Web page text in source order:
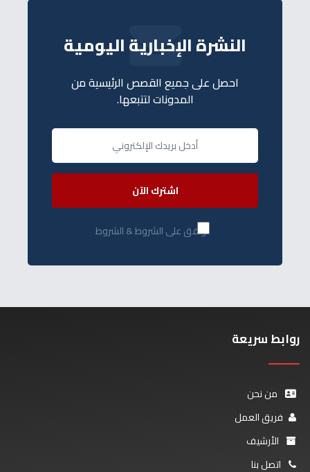
النشرة الإخبارية اليومية
احصل على جميع القصص الرئيسية من
المدونات لتتبعها.
اشترك الآن
أوافق على الشروط & الشروط
روابط سريعة
من نحن
فريق العمل
الأرشيف
اتصل بنا